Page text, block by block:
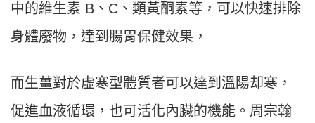
中的維生素 B、C、類黃酮素等，可以快速排除
身體廢物，達到腸胃保健效果，
而生薑對於虛寒型體質者可以達到溫陽却寒，
促進血液循環，也可活化內臟的機能。周宗翰